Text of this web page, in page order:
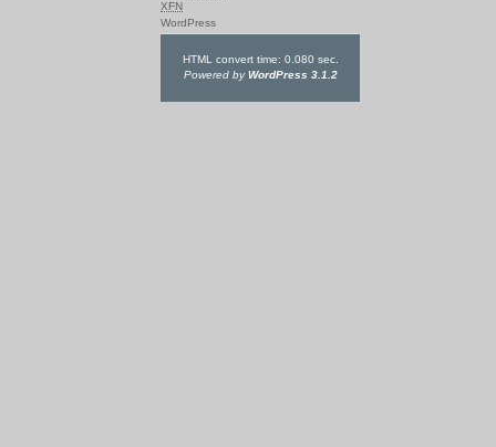
XFN
WordPress
HTML convert time: 0.080 sec.
Powered byWordPress 3.1.2